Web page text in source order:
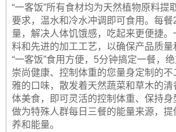
“一客饭”所有食材均为天然植物原料提
要求，温水和冷水冲调即可食用。每餐
量，解决人体饥饿感，吃起来更便捷。
料和先进的加工工艺，以确保产品质量
“一客饭”食用方便，5分钟搞定一餐，
崇尚健康、控制体重的您量身定制的
雅的口味，散发着天然蔬菜和草木的清
体美食，即可灵活的控制体重、保持身
做为特殊人群每日三餐的能量来源，提
养和能量。